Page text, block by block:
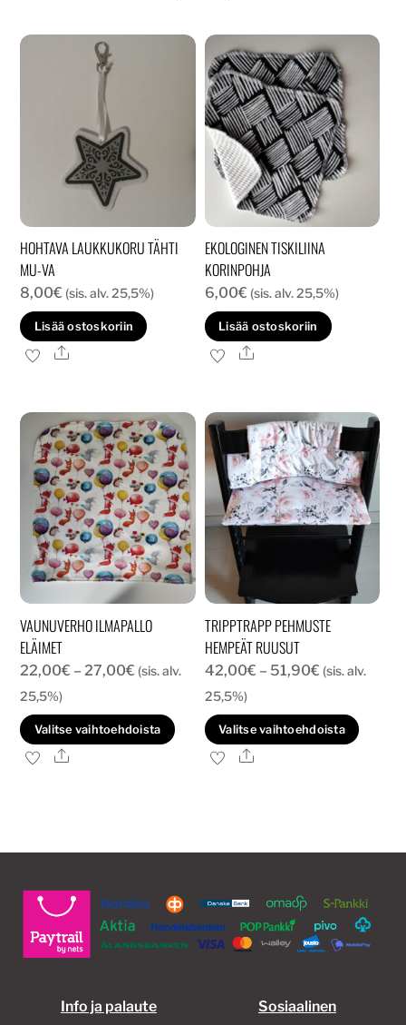
HOHTAVA LAUKKUKORU TÄHTI
MU-VA
8,00€ (sis. alv. 25,5%)
Lisää ostoskoriin
Ale
EKOLOGINEN TISKILIINA
KORINPOHJA
6,00€ (sis. alv. 25,5%)
Lisää ostoskoriin
Ale
VAUNUVERHO ILMAPALLO
ELÄIMET
22,00€ – 27,00€ Hintaluokka:
-
27,00€
(sis. alv.
25,5%)
Valitse vaihtoehdoista
Tällä
tuotteella
Voit
valinnat
tuotteen
sivulla.
Ale
TRIPPTRAPP PEHMUSTE
HEMPEÄT RUUSUT
42,00€ – 51,90€Hintaluokka:
-
51,90€
(sis. alv.
25,5%)
Valitse vaihtoehdoista
Voit
Ale
Info ja palaute Sosiaalinen